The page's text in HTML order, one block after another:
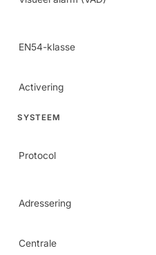
EN54-klasse
Activering
SYSTEEM
Protocol
Adressering
Centrale